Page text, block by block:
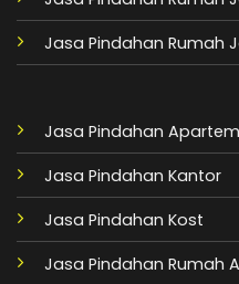
Jasa Pindahan Rumah
Jasa Pindahan
Jasa Pindahan Kantor
Jasa Pindahan Kost
Jasa Pindahan Rumah